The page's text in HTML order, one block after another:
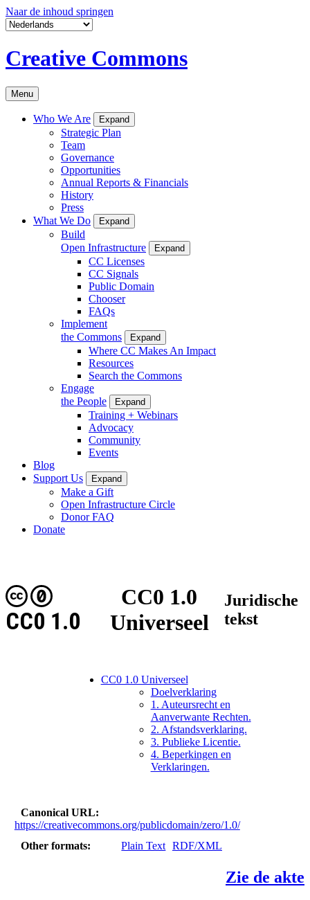
Naar de inhoud springen
Creative Commons
Menu
Who We Are Expand
Strategic Plan
Team
Governance
Opportunities
Annual Reports & Financials
History
Press
What We Do
Expand
Build
Open Infrastructure
Expand
CC Licenses
CC Signals
Public Domain
Chooser
FAQs
Implement
the Commons
Expand
Where CC Makes An Impact
Resources
Search the Commons
Engage
the People
Expand
Training + Webinars
Advocacy
Community
Events
Blog
Support Us
Expand
Make a Gift
Open Infrastructure Circle
Donor FAQ
Donate
CC0 1.0
Universeel
CC0 1.0
Juridische
tekst
CC0 1.0 Universeel
Doelverklaring
1. Auteursrecht en
Aanverwante Rechten.
2. Afstandsverklaring.
3. Publieke Licentie.
4. Beperkingen en
Verklaringen.
Canonical URL
https://creativecommons.org/publicdomain/zero/1.0/
Other formats
Plain Text RDF/XML
Zie de akte